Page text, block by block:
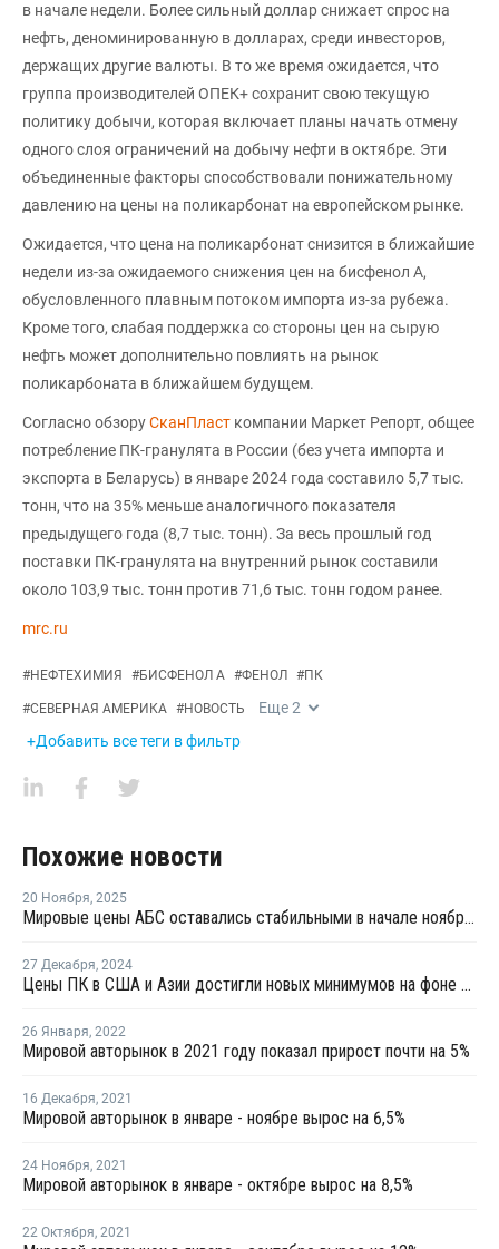
в начале недели. Более сильный доллар снижает спрос на
нефть, деноминированную в долларах, среди инвесторов,
держащих другие валюты. В то же время ожидается, что
группа производителей ОПЕК+ сохранит свою текущую
политику добычи, которая включает планы начать отмену
одного слоя ограничений на добычу нефти в октябре. Эти
объединенные факторы способствовали понижательному
давлению на цены на поликарбонат на европейском рынке.
Ожидается, что цена на поликарбонат снизится в ближайшие
недели из-за ожидаемого снижения цен на бисфенол А,
обусловленного плавным потоком импорта из-за рубежа.
Кроме того, слабая поддержка со стороны цен на сырую
нефть может дополнительно повлиять на рынок
поликарбоната в ближайшем будущем.
Согласно обзоруСканПласт компании Маркет Репорт, общее
потребление ПК-гранулята в России (без учета импорта и
экспорта в Беларусь) в январе 2024 года составило 5,7 тыс.
тонн, что на 35% меньше аналогичного показателя
предыдущего года (8,7 тыс. тонн). За весь прошлый год
поставки ПК-гранулята на внутренний рынок составили
около 103,9 тыс. тонн против 71,6 тыс. тонн годом ранее.
mrc.ru
#НЕФТЕХИМИЯ #БИСФЕНОЛ А #ФЕНОЛ #ПК
#СЕВЕРНАЯ АМЕРИКА #НОВОСТЬ Еще2
+Добавить все теги в фильтр
Похожие новости
20 Ноября, 2025
Мировые цены АБС оставались стабильными в начале ноября на фоне сбалансированного предложения и слабого спроса
27 Декабря, 2024
Цены ПК в США и Азии достигли новых минимумов на фоне слабого спроса и высоких запасов
26 Января, 2022
Мировой авторынок в 2021 году показал прирост почти на 5%
16 Декабря, 2021
Мировой авторынок в январе - ноябре вырос на 6,5%
24 Ноября, 2021
Мировой авторынок в январе - октябре вырос на 8,5%
22 Октября, 2021